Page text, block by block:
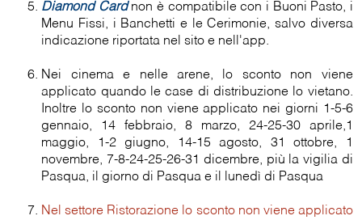
Diamond Cardnon è compatibile con i Buoni Pasto, i
Menu Fissi, i Banchetti e le Cerimonie, salvo diversa
indicazione riportata nel sito e nell'app.
Nei cinema e nelle arene, lo sconto non viene
applicato quando le case di distribuzione lo vietano.
Inoltre lo sconto non viene applicato nei giorni 1-5-6
gennaio, 14 febbraio, 8 marzo, 24-25-30 aprile,1
maggio, 1-2 giugno, 14-15 agosto, 31 ottobre, 1
novembre, 7-8-24-25-26-31 dicembre, più la vigilia di
Pasqua, il giorno di Pasqua e il lunedì di Pasqua
Nel settore Ristorazione lo sconto non viene applicato